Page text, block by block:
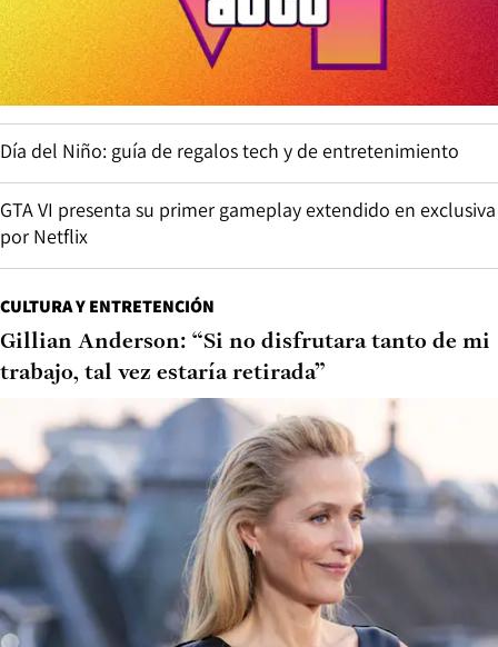
Día del Niño: guía de regalos tech y de entretenimiento
GTA VI presenta su primer gameplay extendido en exclusiva
por Netflix
CULTURA Y ENTRETENCIÓN
Gillian Anderson: “Si no disfrutara tanto de mi
trabajo, tal vez estaría retirada”